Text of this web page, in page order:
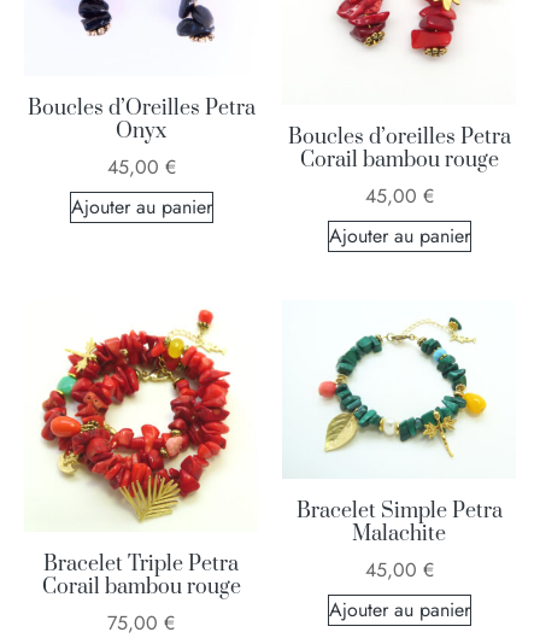
Boucles d’Oreilles Petra
Onyx
45,00 €
Ajouter au panier
Boucles d’oreilles Petra
Corail bambou rouge
45,00 €
Ajouter au panier
Bracelet Triple Petra
Corail bambou rouge
75,00 €
Bracelet Simple Petra
Malachite
45,00 €
Ajouter au panier